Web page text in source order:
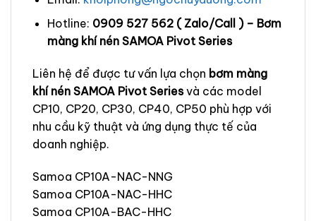
Hotline: 0909 527 562 ( Zalo/Call ) – Bơm
màng khí nén SAMOA Pivot Series
Liên hệ để được tư vấn lựa chọn bơm màng
khí nén SAMOA Pivot Seriesvà các model
CP10, CP20, CP30, CP40, CP50 phù hợp với
nhu cầu kỹ thuật và ứng dụng thực tế của
doanh nghiệp.
Samoa CP10A-NAC-NNG
Samoa CP10A-NAC-HHC
Samoa CP10A-BAC-HHC